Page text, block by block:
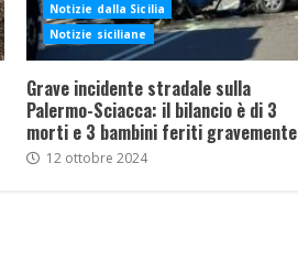
Notizie dalla Sicilia
Notizie siciliane
Grave incidente stradale sulla
Palermo-Sciacca: il bilancio è di 3
morti e 3 bambini feriti gravemente
12 ottobre 2024